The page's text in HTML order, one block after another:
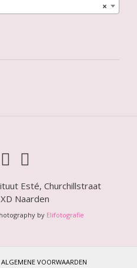
×
Esté, Churchillstraat
Naarden
by Elifotografie
VOORWAARDEN